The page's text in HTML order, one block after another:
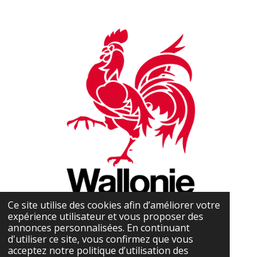
Ce site utilise des cookies afin d’améliorer votre
expérience utilisateur et vous proposer des
annonces personnalisées. En continuant
d'utiliser ce site, vous confirmez que vous
acceptez notre politique d’utilisation des